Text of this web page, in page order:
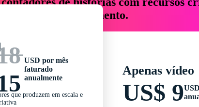
em tempo e orçamento.
USD por mês
faturado
anualmente
que produzem em escala e
Apenas vídeo
US$ 9